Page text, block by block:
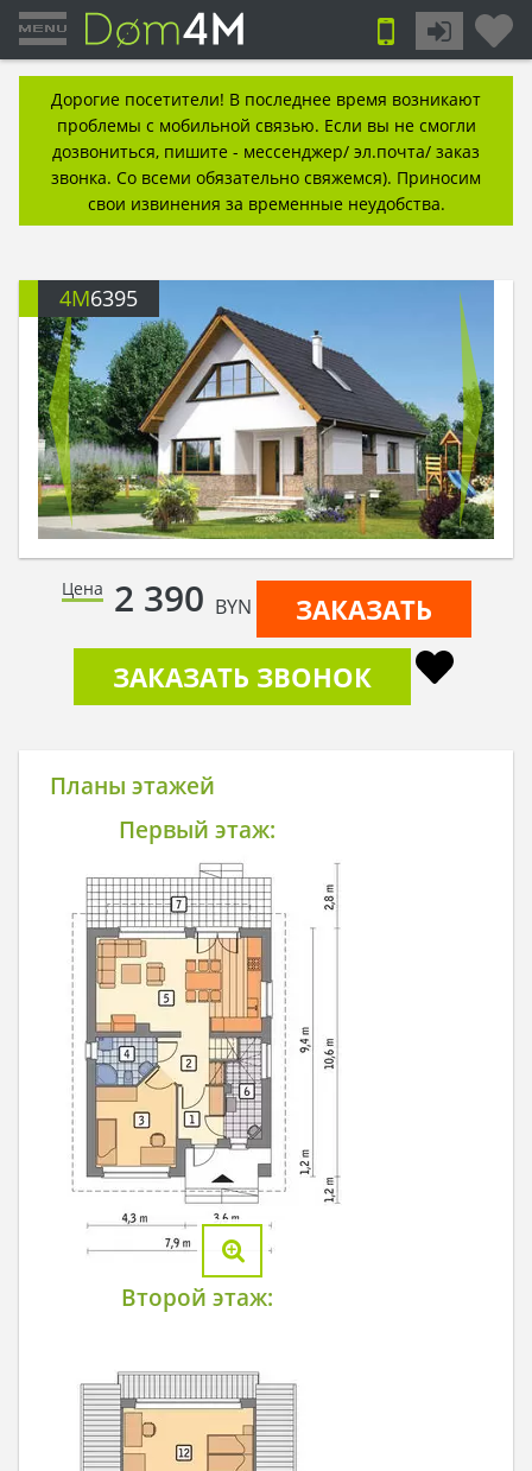
Дорогие посетители! В последнее время возникают
проблемы с мобильной связью. Если вы не смогли
дозвониться, пишите - мессенджер/ эл.почта/ заказ
звонка. Со всеми обязательно свяжемся). Приносим
свои извинения за временные неудобства.
4M6395
Цена 2 390 BYN
ЗАКАЗАТЬ
ЗАКАЗАТЬ ЗВОНОК
Планы этажей
Первый этаж:
Второй этаж: